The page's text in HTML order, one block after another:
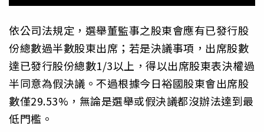
依公司法規定，選舉董監事之股東會應有已發行股
份總數過半數股東出席；若是決議事項，出席股數
達已發行股份總數1/3以上，得以出席股東表決權過
半同意為假決議。不過根據今日裕國股東會出席股
數僅29.53%，無論是選舉或假決議都沒辦法達到最
低門檻。